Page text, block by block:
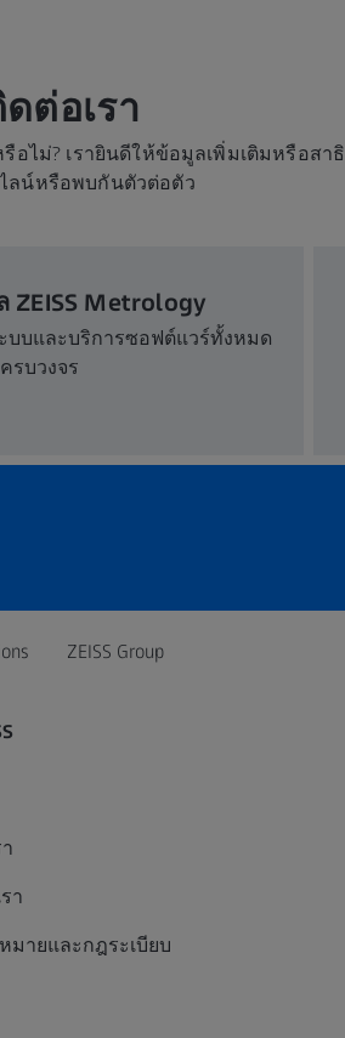
ต่อเรา
ไม่? เรายินดีให้ข้อมูลเพิ่มเติมหรือสา
ลน์หรือพบกันตัวต่อตัว
ZEISS Metrology
บบและบริการซอฟต์แวร์ทั้งหมด
รบวงจร
ZEISS Group
า
มายและกฎระเบียบ